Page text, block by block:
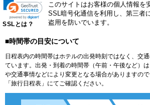
SSLとは？
このサイトはお客様の個人情報を
SSL暗号化通信を利用し、第三者
盗用を防いでいます。
■時間帯の目安について
日程表内の時間帯はホテルの出発時刻ではなく、交
ています。出発・到着の時間帯（午前・午後など）
や交通事情などにより変更となる場合がありますの
「旅行日程表」にてご確認ください。